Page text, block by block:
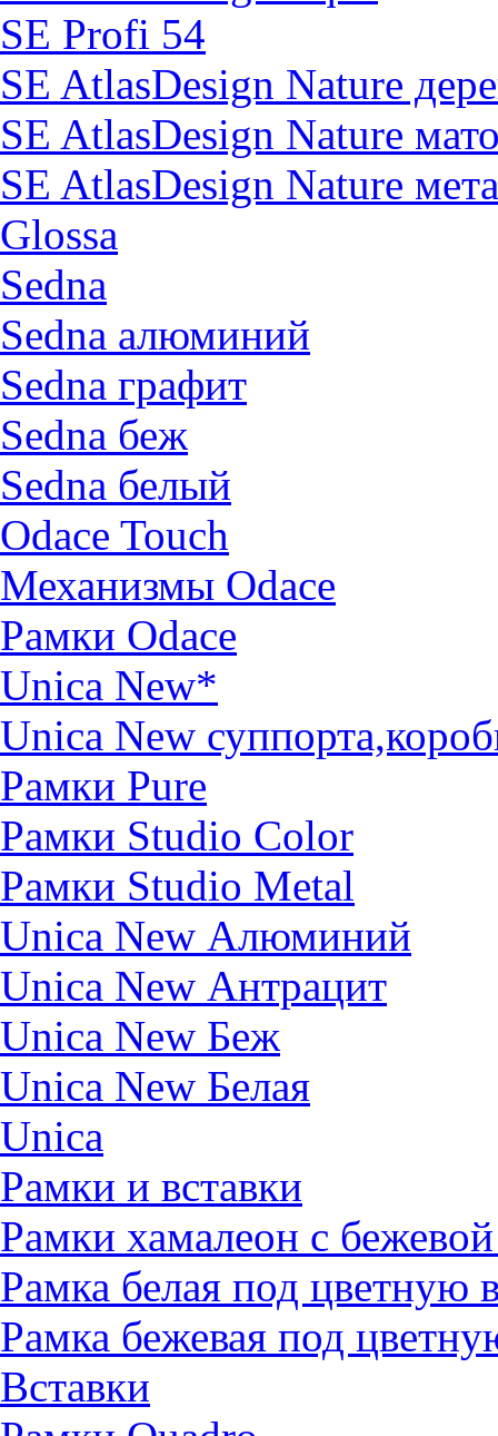
SE Profi 54
SE AtlasDesign Nature
SE AtlasDesign Nature
SE AtlasDesign Nature
Glossa
Sedna
Sedna алюминий
Sedna графит
Sedna беж
Sedna белый
Odace Touch
Механизмы Odace
Рамки Odace
Unica New*
Unica New
Рамки Pure
Рамки Studio Color
Рамки Studio Metal
Unica New Алюминий
Unica New Антрацит
Unica New Беж
Unica New Белая
Unica
Рамки и вставки
Рамки хамалеон с бежевой
Рамка белая под цветную
Рамка бежевая под
Вставки